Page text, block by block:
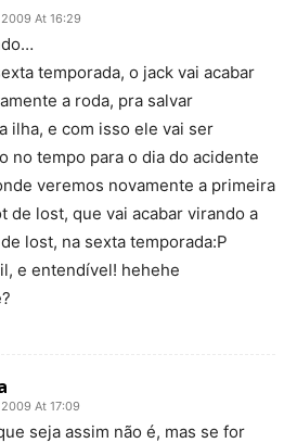
At 16:29
temporada, o jack vai acabar
a roda, pra salvar
ilha, e com isso ele vai ser
no tempo para o dia do acidente
veremos novamente a primeira
de lost, que vai acabar virando a
lost, na sexta temporada:P
e entendível! hehehe
At 17:09
seja assim não é, mas se for